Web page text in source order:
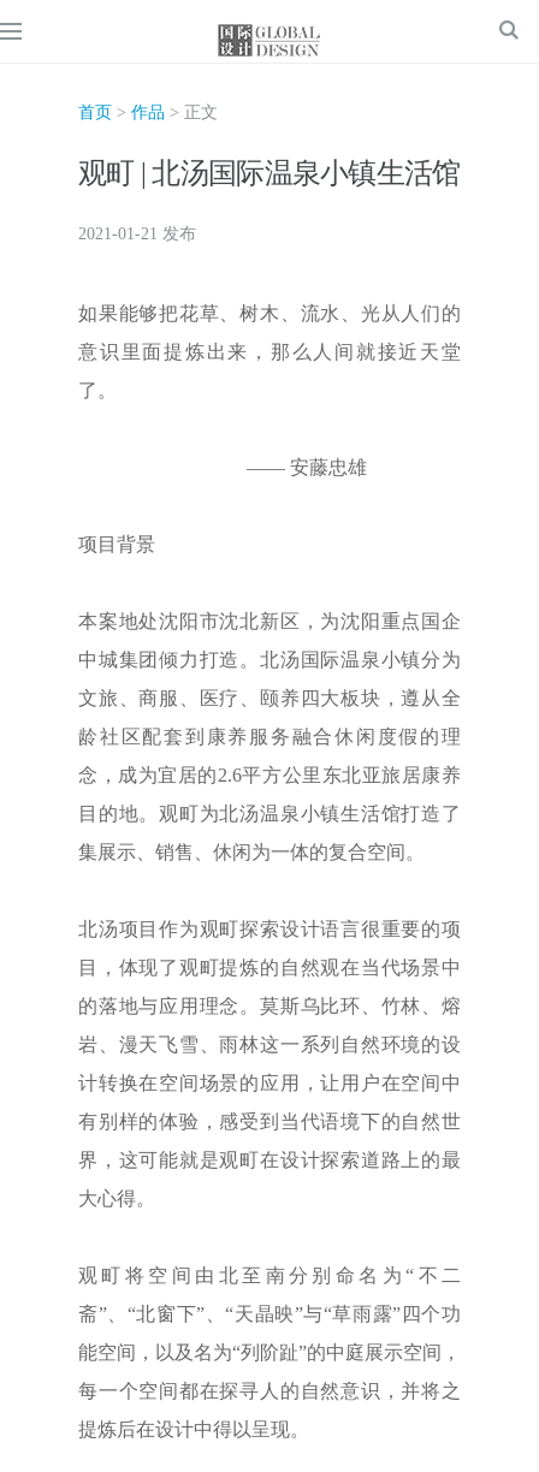
首页 > 作品 > 正文
观町 | 北汤国际温泉小镇生活馆
2021-01-21 发布
如果能够把花草、树木、流水、光从人们的
意识里面提炼出来，那么人间就接近天堂
了。
—— 安藤忠雄
项目背景
本案地处沈阳市沈北新区，为沈阳重点国企
中城集团倾力打造。北汤国际温泉小镇分为
文旅、商服、医疗、颐养四大板块，遵从全
龄社区配套到康养服务融合休闲度假的理
念，成为宜居的2.6平方公里东北亚旅居康养
目的地。观町为北汤温泉小镇生活馆打造了
集展示、销售、休闲为一体的复合空间。
北汤项目作为观町探索设计语言很重要的项
目，体现了观町提炼的自然观在当代场景中
的落地与应用理念。莫斯乌比环、竹林、熔
岩、漫天飞雪、雨林这一系列自然环境的设
计转换在空间场景的应用，让用户在空间中
有别样的体验，感受到当代语境下的自然世
界，这可能就是观町在设计探索道路上的最
大心得。
观町将空间由北至南分别命名为“不二
斋”、“北窗下”、“天晶映”与“草雨露”四个功
能空间，以及名为“列阶趾”的中庭展示空间，
每一个空间都在探寻人的自然意识，并将之
提炼后在设计中得以呈现。